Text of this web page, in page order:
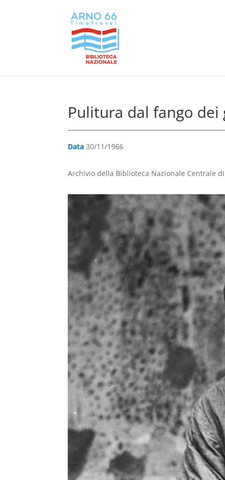
Pulitura dal fango dei
Data 30/11/1966
Archivio della Biblioteca Nazionale Centrale